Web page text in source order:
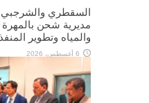
السقطري والشرجبي
مديرية شحن
والمياه وتطوير
6 أغسطس، 2026